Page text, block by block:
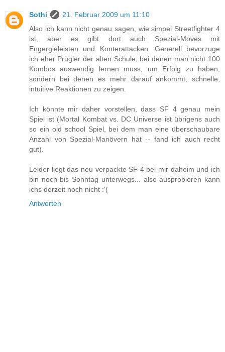
Sothi
21. Februar 2009 um 11:10
Also ich kann nicht genau sagen, wie simpel Streetfighter 4
ist, aber es gibt dort auch Spezial-Moves mit
Engergieleisten und Konterattacken. Generell bevorzuge
ich eher Prügler der alten Schule, bei denen man nicht 100
Kombos auswendig lernen muss, um Erfolg zu haben,
sondern bei denen es mehr darauf ankommt, schnelle,
intuitive Reaktionen zu zeigen.
Ich könnte mir daher vorstellen, dass SF 4 genau mein
Spiel ist (Mortal Kombat vs. DC Universe ist übrigens auch
so ein old school Spiel, bei dem man eine überschaubare
Anzahl von Spezial-Manövern hat -- fand ich auch recht
gut).
Leider liegt das neu verpackte SF 4 bei mir daheim und ich
bin noch bis Sonntag unterwegs... also ausprobieren kann
ichs derzeit noch nicht :'(
Antworten